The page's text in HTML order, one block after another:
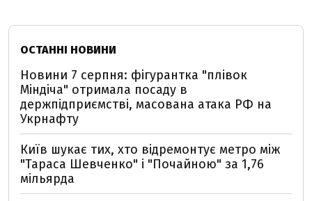
ОСТАННІ НОВИНИ
Новини 7 серпня: фігурантка "плівок
Міндіча" отримала посаду в
держпідприємстві, масована атака РФ на
Укрнафту
Київ шукає тих, хто відремонтує метро між
"Тараса Шевченко" і "Почайною" за 1,76
мільярда